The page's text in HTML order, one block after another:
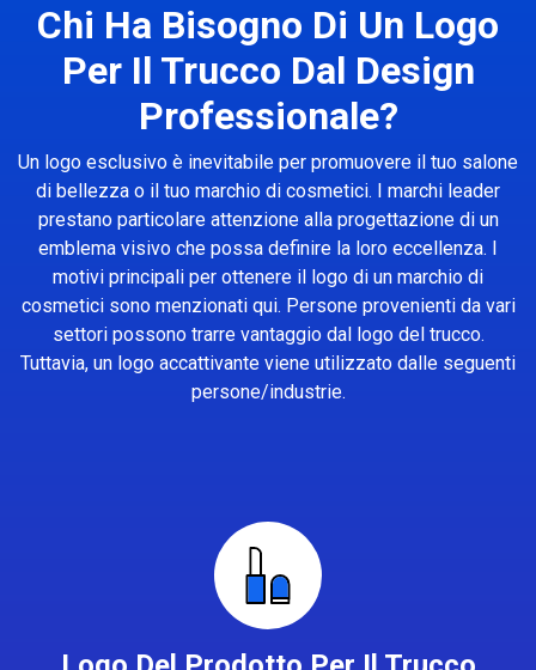
Chi Ha Bisogno Di Un Logo
Per Il Trucco Dal Design
Professionale?
Un logo esclusivo è inevitabile per promuovere il tuo salone
di bellezza o il tuo marchio di cosmetici. I marchi leader
prestano particolare attenzione alla progettazione di un
emblema visivo che possa definire la loro eccellenza. I
motivi principali per ottenere il logo di un marchio di
cosmetici sono menzionati qui. Persone provenienti da vari
settori possono trarre vantaggio dal logo del trucco.
Tuttavia, un logo accattivante viene utilizzato dalle seguenti
persone/industrie.